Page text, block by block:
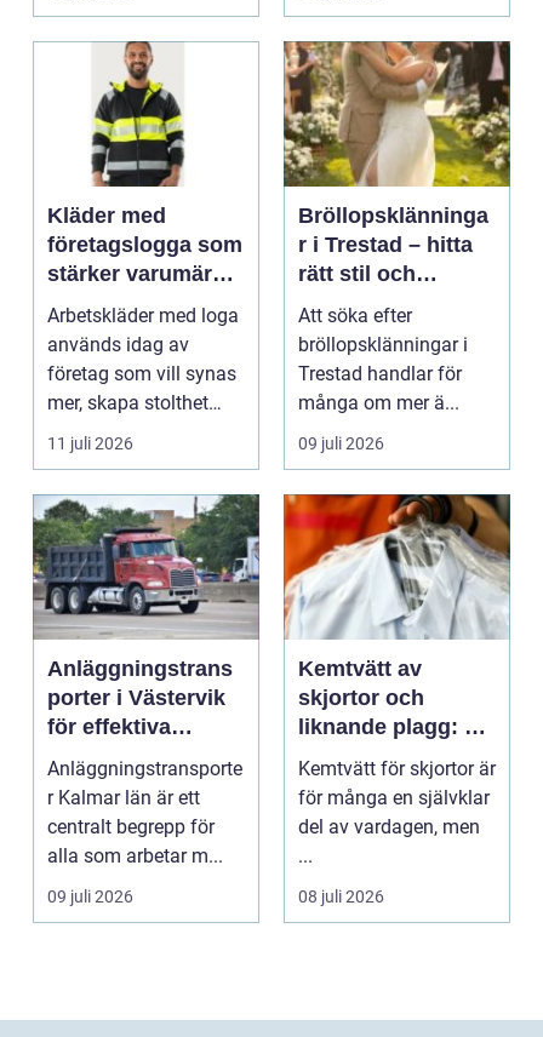
Kläder med
företagslogga som
stärker varumärket
varje dag
Arbetskläder med loga
används idag av
företag som vill synas
mer, skapa stolthet
inte...
11 juli 2026
Bröllopsklänninga
r i Trestad – hitta
rätt stil och
passform inför den
stora dagen
Att söka efter
bröllopsklänningar i
Trestad handlar för
många om mer ä...
09 juli 2026
Anläggningstrans
porter i Västervik
för effektiva
byggprojekt
Anläggningstransporte
r Kalmar län är ett
centralt begrepp för
alla som arbetar m...
09 juli 2026
Kemtvätt av
skjortor och
liknande plagg: Så
fungerar
professionell
klädvård i
Kemtvätt för skjortor är
för många en självklar
del av vardagen, men
...
08 juli 2026